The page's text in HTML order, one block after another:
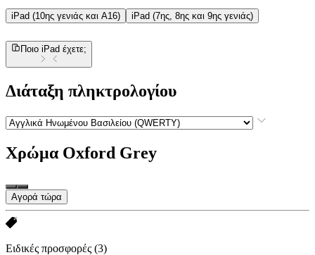
iPad (10ης γενιάς και A16) iPad (7ης, 8ης και 9ης γενιάς)
Ποιο iPad έχετε;
Διάταξη πληκτρολογίου
Χρώμα Oxford Grey
Αγορά τώρα
Ειδικές προσφορές (3)